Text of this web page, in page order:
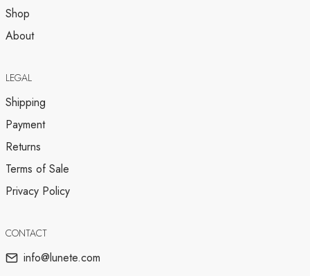
Shop
About
LEGAL
Shipping
Payment
Returns
Terms of Sale
Privacy Policy
CONTACT
info@lunete.com